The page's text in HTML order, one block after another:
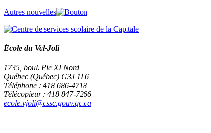
Autres nouvelles
École du Val-Joli
1735, boul. Pie XI Nord
Québec (Québec) G3J 1L6
Téléphone : 418 686-4718
Télécopieur : 418 847-7266
ecole.vjoli@cssc.gouv.qc.ca